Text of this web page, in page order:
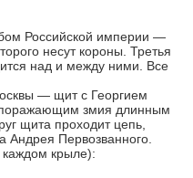
Российской империи —
несут короны. Третья
над и между ними. Все
— щит с Георгием
змия длинным
щита проходит цепь,
Андрея Первозванного.
крыле):